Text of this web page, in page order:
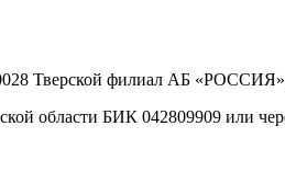
Тверской филиал АБ «РОССИЯ»
области БИК 042809909 или